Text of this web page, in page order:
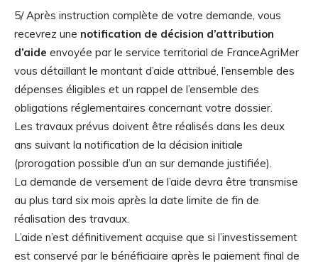
5/ Après instruction complète de votre demande, vous
recevrez une notification de décision d’attribution
d’aide envoyée par le service territorial de FranceAgriMer
vous détaillant le montant d’aide attribué, l’ensemble des
dépenses éligibles et un rappel de l’ensemble des
obligations réglementaires concernant votre dossier.
Les travaux prévus doivent être réalisés dans les deux
ans suivant la notification de la décision initiale
(prorogation possible d’un an sur demande justifiée).
La demande de versement de l’aide devra être transmise
au plus tard six mois après la date limite de fin de
réalisation des travaux.
L’aide n’est définitivement acquise que si l’investissement
est conservé par le bénéficiaire après le paiement final de